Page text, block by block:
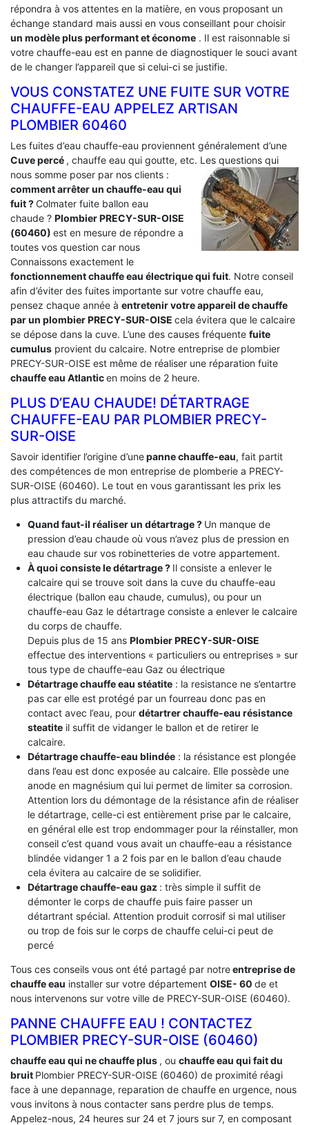
répondra à vos attentes en la matière, en vous proposant un
échange standard mais aussi en vous conseillant pour choisir
un modèle plus performant et économe . Il est raisonnable si
votre chauffe-eau est en panne de diagnostiquer le souci avant
de le changer l’appareil que si celui-ci se justifie.
VOUS CONSTATEZ UNE FUITE SUR VOTRE
CHAUFFE-EAU APPELEZ ARTISAN
PLOMBIER 60460
Les fuites d’eau chauffe-eau proviennent généralement d’une
Cuve percé , chauffe eau qui goutte, etc. Les questions qui
nous somme poser par nos clients :
comment arrêter un chauffe-eau qui
fuit ?Colmater fuite ballon eau
chaude ? Plombier PRECY-SUR-OISE
(60460) est en mesure de répondre a
toutes vos question car nous
Connaissons exactement le
fonctionnement chauffe eau électrique qui fuit. Notre conseil
afin d’éviter des fuites importante sur votre chauffe eau,
pensez chaque année à entretenir votre appareil de chauffe
par un plombier PRECY-SUR-OISE cela évitera que le calcaire
se dépose dans la cuve. L’une des causes fréquente fuite
cumulus provient du calcaire. Notre entreprise de plombier
PRECY-SUR-OISE est même de réaliser une réparation fuite
chauffe eau Atlanticen moins de 2 heure.
PLUS D’EAU CHAUDE! DÉTARTRAGE
CHAUFFE-EAU PAR PLOMBIER PRECY-
SUR-OISE
Savoir identifier l’origine d’unepanne chauffe-eau, fait partit
des compétences de mon entreprise de plomberie a PRECY-
SUR-OISE (60460). Le tout en vous garantissant les prix les
plus attractifs du marché.
Quand faut-il réaliser un détartrage ? Un manque de
pression d’eau chaude où vous n’avez plus de pression en
eau chaude sur vos robinetteries de votre appartement.
À quoi consiste le détartrage ? Il consiste a enlever le
calcaire qui se trouve soit dans la cuve du chauffe-eau
électrique (ballon eau chaude, cumulus), ou pour un
chauffe-eau Gaz le détartrage consiste a enlever le calcaire
du corps de chauffe.
Depuis plus de 15 ans Plombier PRECY-SUR-OISE
effectue des interventions « particuliers ou entreprises » sur
tous type de chauffe-eau Gaz ou électrique
Détartrage chauffe eau stéatite: la resistance ne s’entartre
pas car elle est protégé par un fourreau donc pas en
contact avec l’eau, pour détartrer chauffe-eau résistance
steatiteil suffit de vidanger le ballon et de retirer le
calcaire.
Détartrage chauffe-eau blindée: la résistance est plongée
dans l’eau est donc exposée au calcaire. Elle possède une
anode en magnésium qui lui permet de limiter sa corrosion.
Attention lors du démontage de la résistance afin de réaliser
le détartrage, celle-ci est entièrement prise par le calcaire,
en général elle est trop endommager pour la réinstaller, mon
conseil c’est quand vous avait un chauffe-eau a résistance
blindée vidanger 1 a 2 fois par en le ballon d’eau chaude
cela évitera au calcaire de se solidifier.
Détartrage chauffe-eau gaz : très simple il suffit de
démonter le corps de chauffe puis faire passer un
détartrant spécial. Attention produit corrosif si mal utiliser
ou trop de fois sur le corps de chauffe celui-ci peut de
percé
Tous ces conseils vous ont été partagé par notreentreprise de
chauffe eau installer sur votre département OISE- 60 de et
nous intervenons sur votre ville de PRECY-SUR-OISE (60460).
PANNE CHAUFFE EAU ! CONTACTEZ
PLOMBIER PRECY-SUR-OISE (60460)
chauffe eau qui ne chauffe plus , ou chauffe eau qui fait du
bruit Plombier PRECY-SUR-OISE (60460) de proximité réagi
face à une depannage, reparation de chauffe en urgence, nous
vous invitons à nous contacter sans perdre plus de temps.
Appelez-nous, 24 heures sur 24 et 7 jours sur 7, en composant